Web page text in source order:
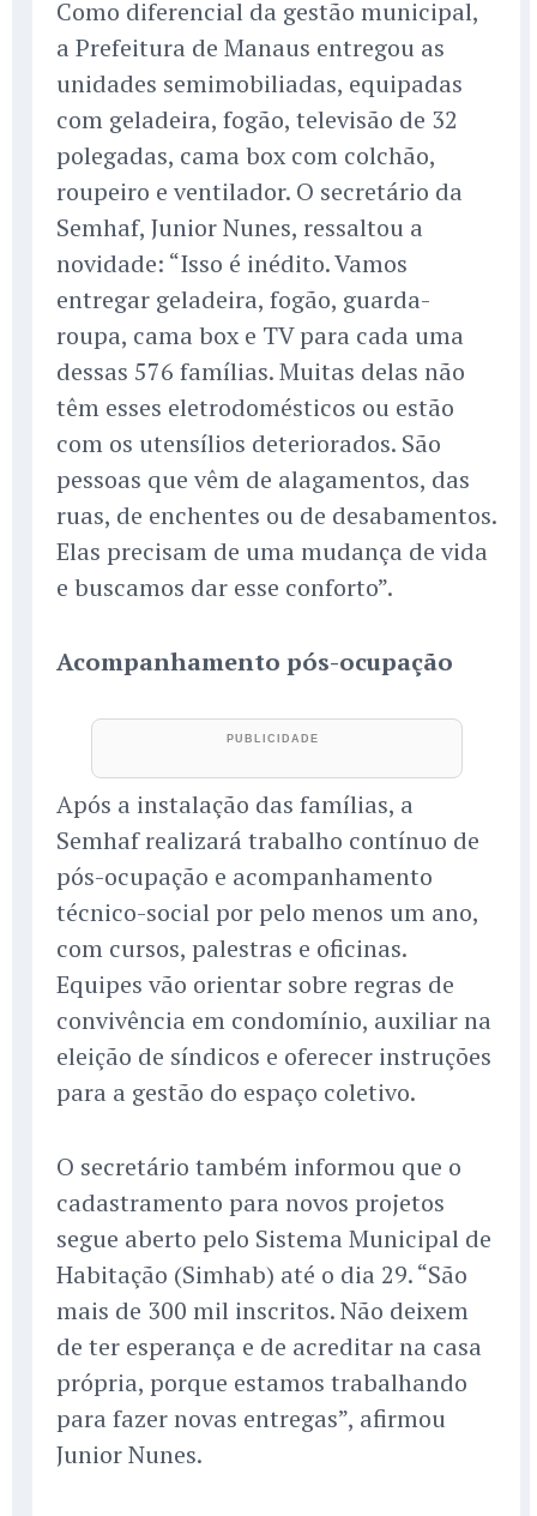
Como diferencial da gestão municipal,
a Prefeitura de Manaus entregou as
unidades semimobiliadas, equipadas
com geladeira, fogão, televisão de 32
polegadas, cama box com colchão,
roupeiro e ventilador. O secretário da
Semhaf, Junior Nunes, ressaltou a
novidade: “Isso é inédito. Vamos
entregar geladeira, fogão, guarda-
roupa, cama box e TV para cada uma
dessas 576 famílias. Muitas delas não
têm esses eletrodomésticos ou estão
com os utensílios deteriorados. São
pessoas que vêm de alagamentos, das
ruas, de enchentes ou de desabamentos.
Elas precisam de uma mudança de vida
e buscamos dar esse conforto”.
Acompanhamento pós-ocupação
Após a instalação das famílias, a
Semhaf realizará trabalho contínuo de
pós-ocupação e acompanhamento
técnico-social por pelo menos um ano,
com cursos, palestras e oficinas.
Equipes vão orientar sobre regras de
convivência em condomínio, auxiliar na
eleição de síndicos e oferecer instruções
para a gestão do espaço coletivo.
O secretário também informou que o
cadastramento para novos projetos
segue aberto pelo Sistema Municipal de
Habitação (Simhab) até o dia 29. “São
mais de 300 mil inscritos. Não deixem
de ter esperança e de acreditar na casa
própria, porque estamos trabalhando
para fazer novas entregas”, afirmou
Junior Nunes.